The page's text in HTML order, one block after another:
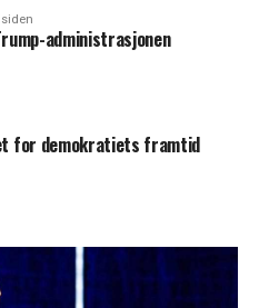
administrasjonen
for demokratiets framtid